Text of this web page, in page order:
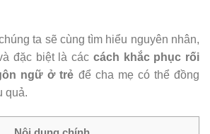
ta sẽ cùng tìm hiểu nguyên nhân,
đặc biệt là các cách khắc phục rối
ngữ ở trẻ để cha mẹ có thể đồng
quả.